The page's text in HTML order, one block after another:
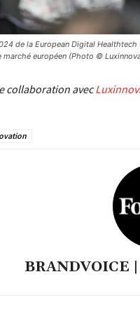
de la European Digital
européen (Photo ©
collaboration avec
BRANDVOICE